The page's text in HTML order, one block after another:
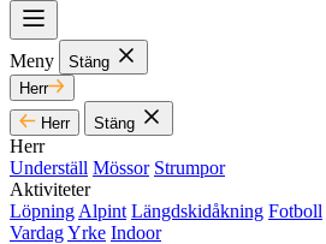
Meny
Stäng
Herr
Herr
Stäng
Herr
Underställ Mössor Strumpor
Aktiviteter
Löpning Alpint Längdskidåkning Fotboll
VardagYrke Indoor